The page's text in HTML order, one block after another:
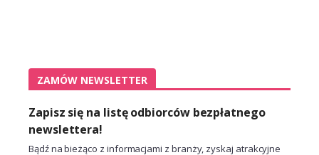
ZAMÓW NEWSLETTER
Zapisz się na listę odbiorców bezpłatnego
newslettera!
Bądź na bieżąco z informacjami z branży, zyskaj atrakcyjne